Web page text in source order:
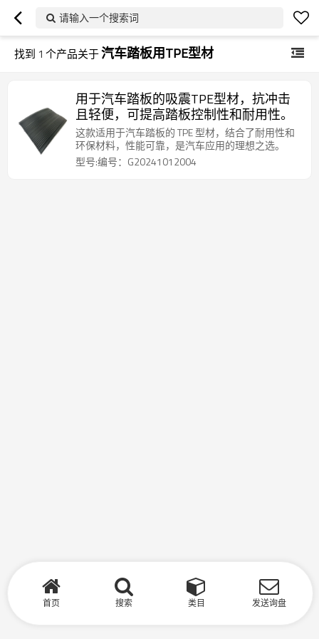
请输入一个搜索词
找到 1 个产品关于汽车踏板用TPE型材
用于汽车踏板的吸震TPE型材，抗冲击
且轻便，可提高踏板控制性和耐用性。
这款适用于汽车踏板的 TPE 型材，结合了耐用性和
环保材料，性能可靠，是汽车应用的理想之选。
型号:编号：G20241012004
首页 搜索 类目 发送询盘